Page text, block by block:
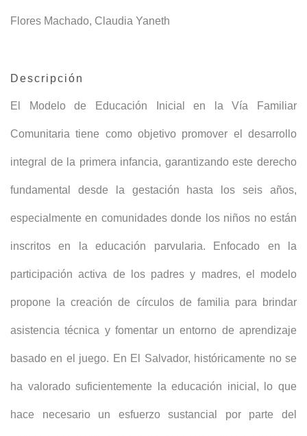
Flores Machado, Claudia Yaneth
Descripción
El Modelo de Educación Inicial en la Vía Familiar
Comunitaria tiene como objetivo promover el desarrollo
integral de la primera infancia, garantizando este derecho
fundamental desde la gestación hasta los seis años,
especialmente en comunidades donde los niños no están
inscritos en la educación parvularia. Enfocado en la
participación activa de los padres y madres, el modelo
propone la creación de círculos de familia para brindar
asistencia técnica y fomentar un entorno de aprendizaje
basado en el juego. En El Salvador, históricamente no se
ha valorado suficientemente la educación inicial, lo que
hace necesario un esfuerzo sustancial por parte del